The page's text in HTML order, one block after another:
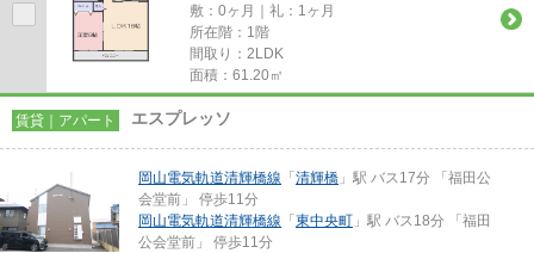
敷：0ヶ月｜礼：1ヶ月
所在階：1階
間取り：2LDK
面積：61.20㎡
賃貸｜アパート エスプレッソ
岡山電気軌道清輝橋線 「 清輝橋 」駅 バス17分 「福田公
会堂前」 停歩11分
岡山電気軌道清輝橋線 「 東中央町 」駅 バス18分 「福田
公会堂前」 停歩11分